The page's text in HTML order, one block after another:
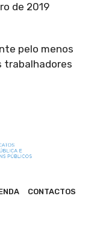
de 2019
pelo menos
trabalhadores
CONTACTOS